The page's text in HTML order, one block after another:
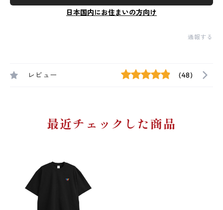
日本国内にお住まいの方向け
通報する
レビュー (48)
最近チェックした商品